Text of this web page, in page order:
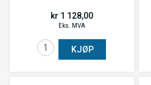
kr 1 128,00
Eks. MVA
KJØP